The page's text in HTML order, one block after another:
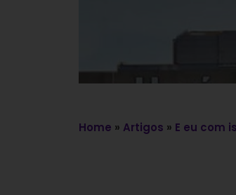
Home » Artigos » E eu com